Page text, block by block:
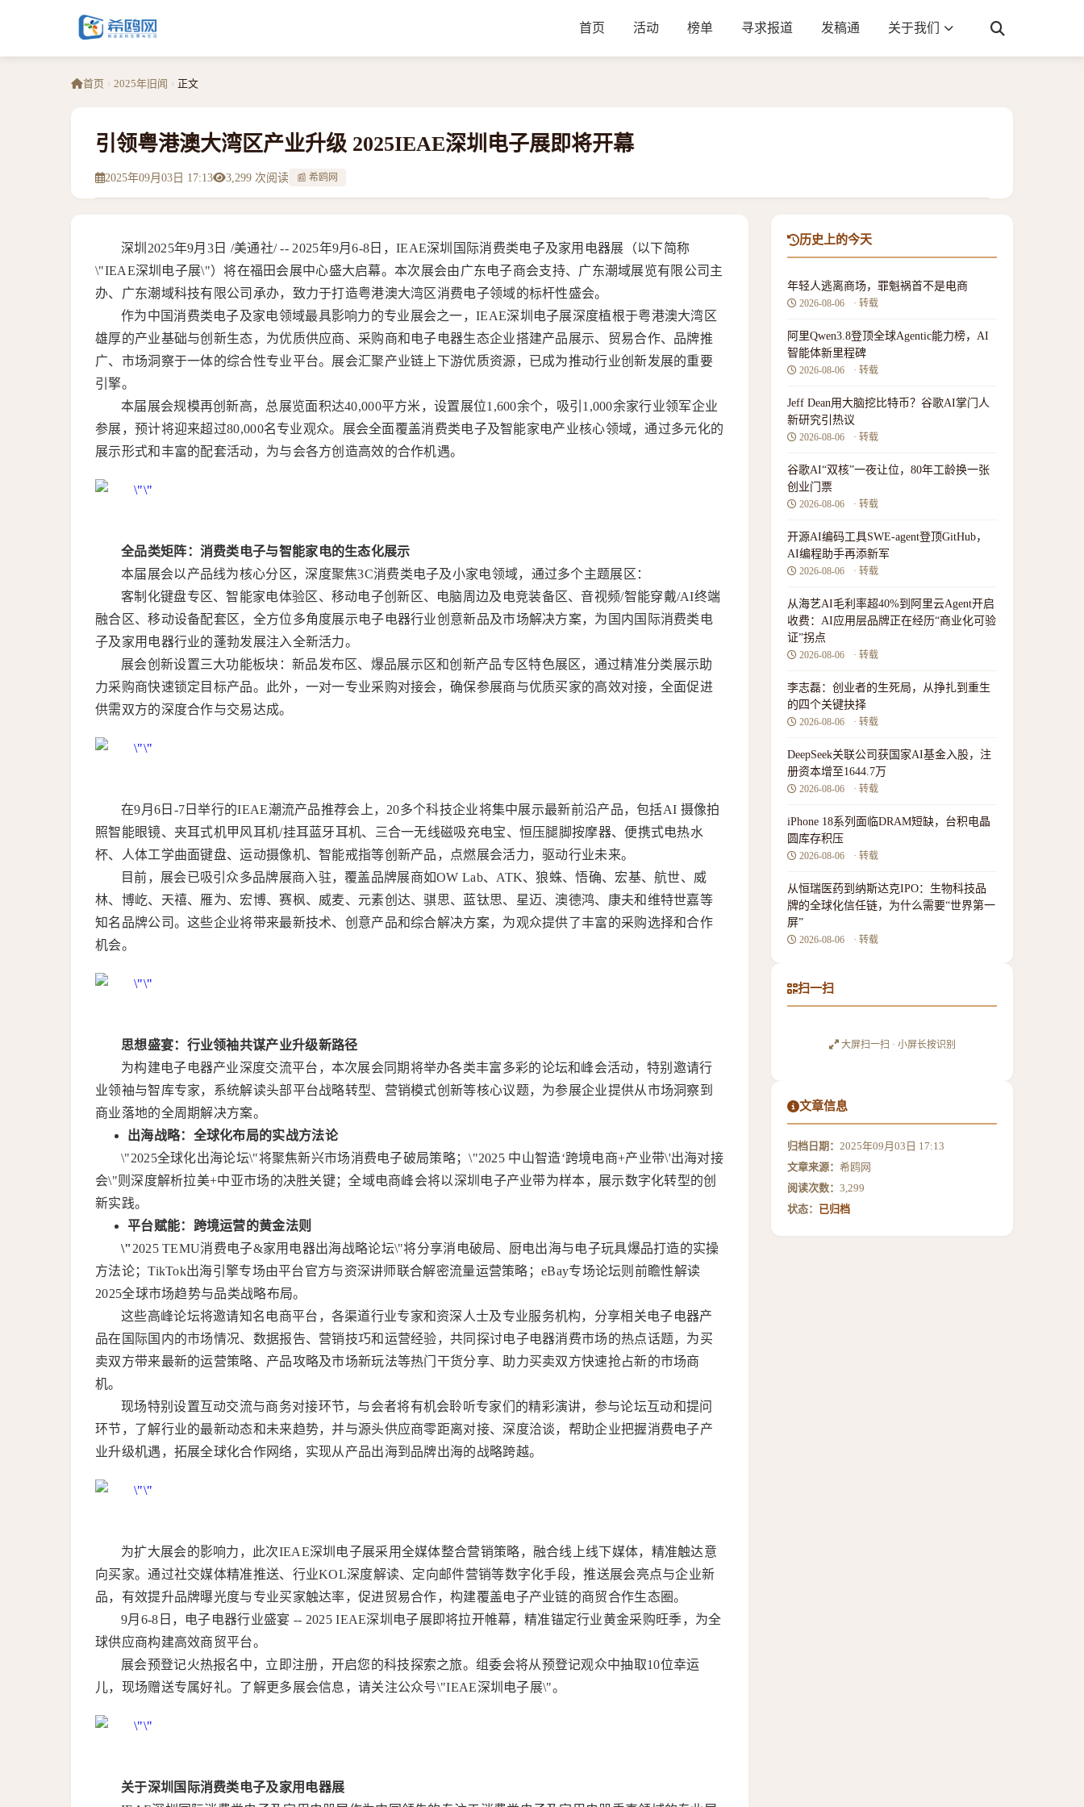
首页 活动 榜单 寻求报道 发稿通 关于我们
首页 › 2025年旧闻 › 正文
引领粤港澳大湾区产业升级 2025IEAE深圳电子展即将开幕
2025年09月03日 17:13 3,299 次阅读 📰 希鸥网
深圳 2025年9月3日 /美通社/ -- 2025年9月6-8日，IEAE深圳国际消费类电子及家用电器展（以下简称
\"IEAE深圳电子展\"）将在福田会展中心盛大启幕。本次展会由广东电子商会支持、广东潮域展览有限公司主
办、广东潮域科技有限公司承办，致力于打造粤港澳大湾区消费电子领域的标杆性盛会。
作为中国消费类电子及家电领域最具影响力的专业展会之一，IEAE深圳电子展深度植根于粤港澳大湾区
雄厚的产业基础与创新生态，为优质供应商、采购商和电子电器生态企业搭建产品展示、贸易合作、品牌推
广、市场洞察于一体的综合性专业平台。展会汇聚产业链上下游优质资源，已成为推动行业创新发展的重要
引擎。
本届展会规模再创新高，总展览面积达40,000平方米，设置展位1,600余个，吸引1,000余家行业领军企业
参展，预计将迎来超过80,000名专业观众。展会全面覆盖消费类电子及智能家电产业核心领域，通过多元化的
展示形式和丰富的配套活动，为与会各方创造高效的合作机遇。
全品类矩阵：消费类电子与智能家电的生态化展示
本届展会以产品线为核心分区，深度聚焦3C消费类电子及小家电领域，通过多个主题展区：
客制化键盘专区、智能家电体验区、移动电子创新区、电脑周边及电竞装备区、音视频/智能穿戴/AI终端
融合区、移动设备配套区，全方位多角度展示电子电器行业创意新品及市场解决方案，为国内国际消费类电
子及家用电器行业的蓬勃发展注入全新活力。
展会创新设置三大功能板块：新品发布区、爆品展示区和创新产品专区特色展区，通过精准分类展示助
力采购商快速锁定目标产品。此外，一对一专业采购对接会，确保参展商与优质买家的高效对接，全面促进
供需双方的深度合作与交易达成。
在9月6日-7日举行的IEAE潮流产品推荐会上，20多个科技企业将集中展示最新前沿产品，包括AI 摄像拍
照智能眼镜、夹耳式机甲风耳机/挂耳蓝牙耳机、三合一无线磁吸充电宝、恒压腿脚按摩器、便携式电热水
杯、人体工学曲面键盘、运动摄像机、智能戒指等创新产品，点燃展会活力，驱动行业未来。
目前，展会已吸引众多品牌展商入驻，覆盖品牌展商如OW Lab、ATK、狼蛛、悟确、宏基、航世、威
林、博屹、天禧、雁为、宏博、赛枫、威麦、元素创达、骐思、蓝钛思、星迈、澳德鸿、康夫和维特世嘉等
知名品牌公司。这些企业将带来最新技术、创意产品和综合解决方案，为观众提供了丰富的采购选择和合作
机会。
思想盛宴：行业领袖共谋产业升级新路径
为构建电子电器产业深度交流平台，本次展会同期将举办各类丰富多彩的论坛和峰会活动，特别邀请行
业领袖与智库专家，系统解读头部平台战略转型、营销模式创新等核心议题，为参展企业提供从市场洞察到
商业落地的全周期解决方案。
出海战略：全球化布局的实战方法论
\"2025全球化出海论坛\"将聚焦新兴市场消费电子破局策略；\"2025 中山智造‘跨境电商+产业带\'出海对接
会\"则深度解析拉美+中亚市场的决胜关键；全域电商峰会将以深圳电子产业带为样本，展示数字化转型的创
新实践。
平台赋能：跨境运营的黄金法则
\" 2025 TEMU消费电子&家用电器出海战略论坛\"将分享消电破局、厨电出海与电子玩具爆品打造的实操
方法论；TikTok出海引擎专场由平台官方与资深讲师联合解密流量运营策略；eBay专场论坛则前瞻性解读
2025全球市场趋势与品类战略布局。
这些高峰论坛将邀请知名电商平台，各渠道行业专家和资深人士及专业服务机构，分享相关电子电器产
品在国际国内的市场情况、数据报告、营销技巧和运营经验，共同探讨电子电器消费市场的热点话题，为买
卖双方带来最新的运营策略、产品攻略及市场新玩法等热门干货分享、助力买卖双方快速抢占新的市场商
机。
现场特别设置互动交流与商务对接环节，与会者将有机会聆听专家们的精彩演讲，参与论坛互动和提问
环节，了解行业的最新动态和未来趋势，并与源头供应商零距离对接、深度洽谈，帮助企业把握消费电子产
业升级机遇，拓展全球化合作网络，实现从产品出海到品牌出海的战略跨越。
为扩大展会的影响力，此次IEAE深圳电子展采用全媒体整合营销策略，融合线上线下媒体，精准触达意
向买家。通过社交媒体精准推送、行业KOL深度解读、定向邮件营销等数字化手段，推送展会亮点与企业新
品，有效提升品牌曝光度与专业买家触达率，促进贸易合作，构建覆盖电子产业链的商贸合作生态圈。
9月6-8日，电子电器行业盛宴 -- 2025 IEAE深圳电子展即将拉开帷幕，精准锚定行业黄金采购旺季，为全
球供应商构建高效商贸平台。
展会预登记火热报名中，立即注册，开启您的科技探索之旅。组委会将从预登记观众中抽取10位幸运
儿，现场赠送专属好礼。了解更多展会信息，请关注公众号\"IEAE深圳电子展\"。
关于深圳国际消费类电子及家用电器展
历史上的今天
年轻人逃离商场，罪魁祸首不是电商
2026-08-06 · 转载
阿里Qwen3.8登顶全球Agentic能力榜，AI
智能体新里程碑
2026-08-06 · 转载
Jeff Dean用大脑挖比特币？谷歌AI掌门人
新研究引热议
2026-08-06 · 转载
谷歌AI“双核”一夜让位，80年工龄换一张
创业门票
2026-08-06 · 转载
开源AI编码工具SWE-agent登顶GitHub，
AI编程助手再添新军
2026-08-06 · 转载
从海艺AI毛利率超40%到阿里云Agent开启
收费：AI应用层品牌正在经历“商业化可验
证”拐点
2026-08-06 · 转载
李志磊：创业者的生死局，从挣扎到重生
的四个关键抉择
2026-08-06 · 转载
DeepSeek关联公司获国家AI基金入股，注
册资本增至1644.7万
2026-08-06 · 转载
iPhone 18系列面临DRAM短缺，台积电晶
圆库存积压
2026-08-06 · 转载
从恒瑞医药到纳斯达克IPO：生物科技品
牌的全球化信任链，为什么需要“世界第一
屏”
2026-08-06 · 转载
扫一扫
大屏扫一扫 · 小屏长按识别
文章信息
归档日期： 2025年09月03日 17:13
文章来源： 希鸥网
阅读次数： 3,299
状态： 已归档